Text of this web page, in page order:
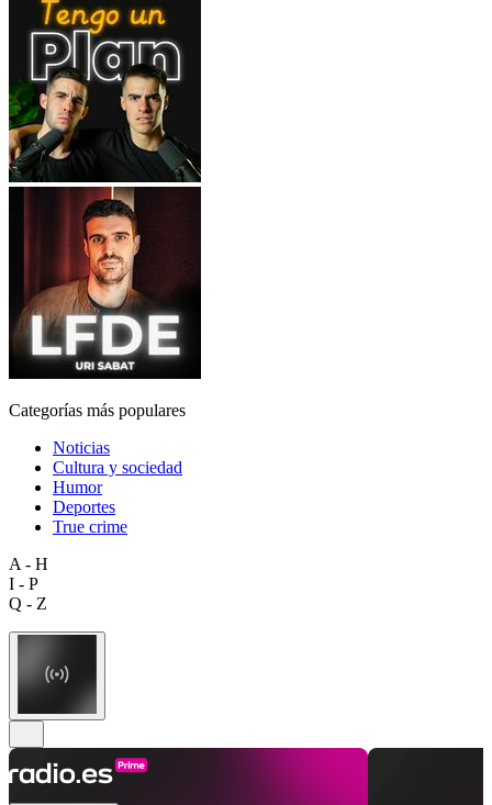
Categorías más populares
Noticias
Cultura y sociedad
Humor
Deportes
True crime
A - H
I - P
Q - Z